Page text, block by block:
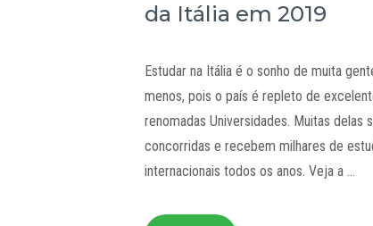
da Itália em 2019
Estudar na Itália é o sonho de muita
menos, pois o país é repleto de
renomadas Universidades. Muitas delas
concorridas e recebem milhares de
internacionais todos os anos. Veja a …